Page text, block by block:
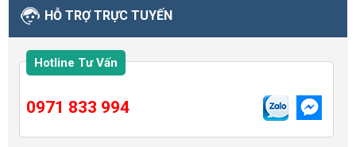
HỖ TRỢ TRỰC TUYẾN
Hotline Tư Vấn
0971 833 994